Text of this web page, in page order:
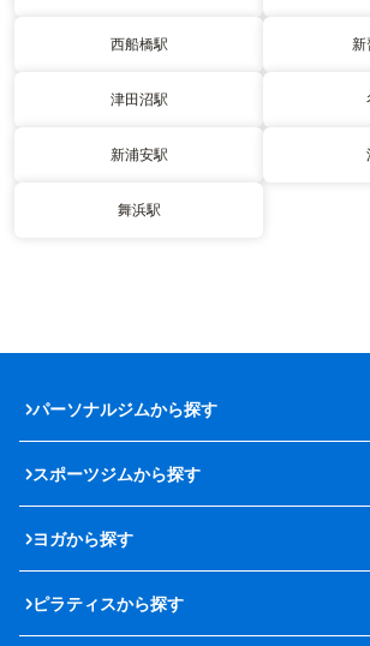
西船橋駅 新
津田沼駅
新浦安駅
舞浜駅
パーソナルジムから探す
スポーツジムから探す
ヨガから探す
ピラティスから探す